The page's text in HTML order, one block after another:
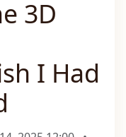
3D
I Had